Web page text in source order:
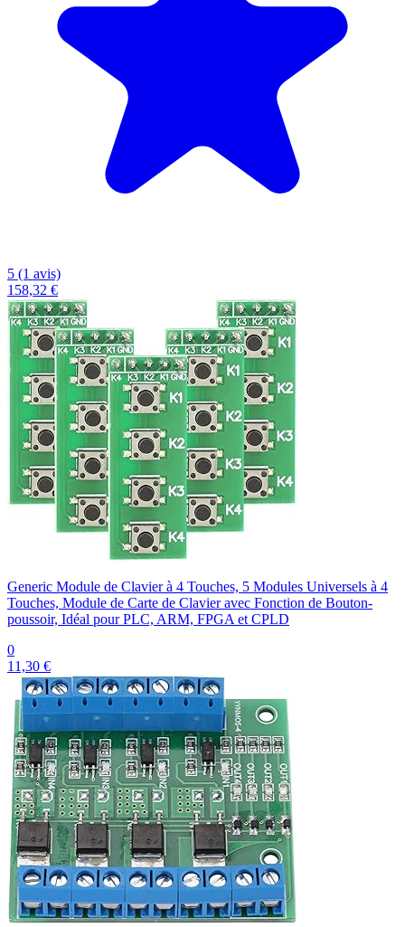
5 (1 avis)
158,32 €
Generic Module de Clavier à 4 Touches, 5 Modules Universels à 4
Touches, Module de Carte de Clavier avec Fonction de Bouton-
poussoir, Idéal pour PLC, ARM, FPGA et CPLD
0
11,30 €